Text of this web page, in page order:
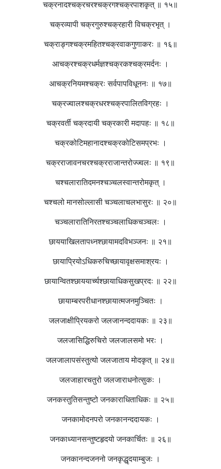
चक्रनादश्चक्रचरश्चक्रगश्चक्रपाशकृत् ॥ १५॥
चक्रव्यापी चक्रगुरुश्चक्रहारी विचक्रभृत् ।
चक्राङ्गश्चक्रमहितश्चक्रवाकगुणाकरः ॥ १६॥
आचक्रश्चक्रधर्मज्ञश्चक्रकश्चक्रमर्दनः ।
आचक्रनियमश्चक्रः सर्वपापविधूननः ॥ १७॥
चक्रज्वालश्चक्रधरश्चक्रपालितविग्रहः ।
चक्रवर्ती चक्रदायी चक्रकारी मदापहः ॥ १८॥
चक्रकोटिमहानादश्चक्रकोटिसमप्रभः ।
चक्रराजावनचरश्चक्रराजान्तरोज्ज्वलः ॥ १९॥
चश्चलारातिदमनश्चञ्चलस्वान्तरोमकृत् ।
चश्चलो मानसोल्लासी चञ्चलाचलभासुरः ॥ २०॥
चञ्चलारातिनिरतश्चञ्चलाधिकचञ्चलः ।
छाययाखिलतापध्नश्छायामदविभञ्जनः ॥ २१॥
छायाप्रियोऽधिकरुचिच्छायावृक्षसमाश्रयः ।
छायान्वितश्छाययार्च्यश्छायाधिकसुखप्रदः ॥ २२॥
छायाम्बरपरीधानश्छायात्मजनमुञ्चितः ।
जलजाक्षीप्रियकरो जलजानन्ददायकः ॥ २३॥
जलजासिद्धिरुचिरो जलजालसमो भरः ।
जलजालापसंस्तुत्यो जलजाताय मोदकृत् ॥ २४॥
जलजाहारचतुरो जलजाराधनोत्सुकः ।
जनकस्तुतिसन्तुष्टो जनकाराधिताधिकः ॥ २५॥
जनकामोदनपरो जनकानन्ददायकः ।
जनकाध्यानसन्तुष्टहृदयो जनकार्चितः ॥ २६॥
जनकानन्दजननो जनकृद्धृदयाम्बुजः ।